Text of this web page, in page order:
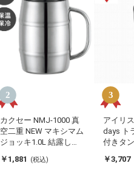
カクセー NMJ-1000 真
空二重 NEW マキシマム
ジョッキ1.0L 結露しに
二重構造(代引不可)
￥1,881 (税込)
アイリ
days ト
付きタ
ラック
￥3,707